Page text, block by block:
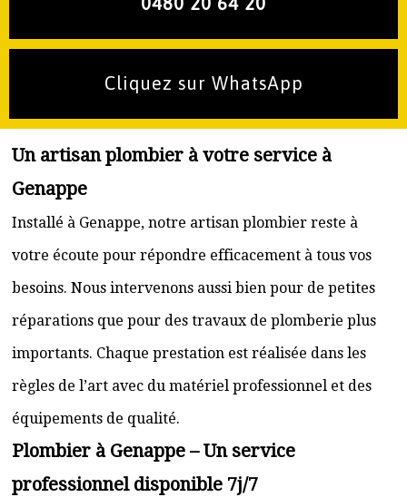
Cliquez sur WhatsApp
Un artisan plombier à votre service à
Genappe
Installé à Genappe, notre artisan plombier reste à
votre écoute pour répondre efficacement à tous vos
besoins. Nous intervenons aussi bien pour de petites
réparations que pour des travaux de plomberie plus
importants. Chaque prestation est réalisée dans les
règles de l’art avec du matériel professionnel et des
équipements de qualité.
Plombier à Genappe – Un service
professionnel disponible 7j/7